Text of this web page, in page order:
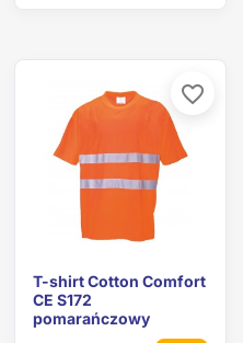
T-shirt Cotton Comfort
CE S172
pomarańczowy
favorite_border